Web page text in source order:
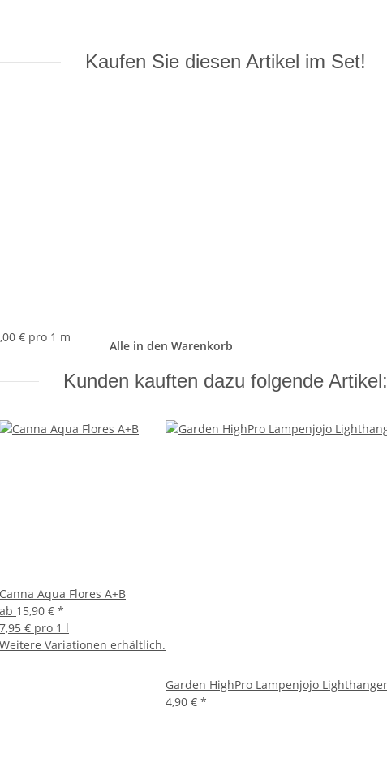
Kaufen Sie diesen Artikel im Set!
€ pro 1 m
Alle in den Warenkorb
Kunden kauften dazu folgende Artikel:
Canna Aqua Flores A+B
ab 15,90 € *
7,95 € pro 1 l
Weitere Variationen erhältlich.
Garden HighPro Lampenjojo
4,90 € *